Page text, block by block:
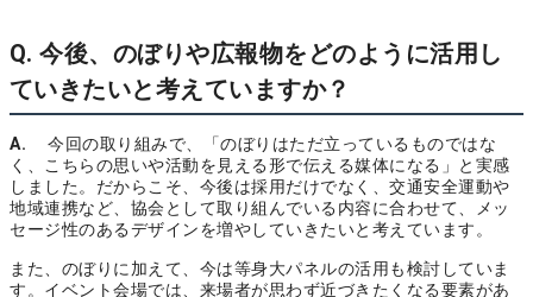
Q. 今後、のぼりや広報物をどのように活用し
ていきたいと考えていますか？
A.
今回の取り組みで、「のぼりはただ立っているものではな
く、こちらの思いや活動を見える形で伝える媒体になる」と実感
しました。だからこそ、今後は採用だけでなく、交通安全運動や
地域連携など、協会として取り組んでいる内容に合わせて、メッ
セージ性のあるデザインを増やしていきたいと考えています。
また、のぼりに加えて、今は等身大パネルの活用も検討していま
す。イベント会場では、来場者が思わず近づきたくなる要素があ